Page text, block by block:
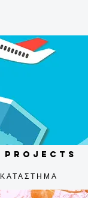
Projects
ΚΑΤΑΣΤΗΜΑ